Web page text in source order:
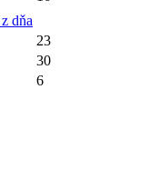
dňa
23
30
6